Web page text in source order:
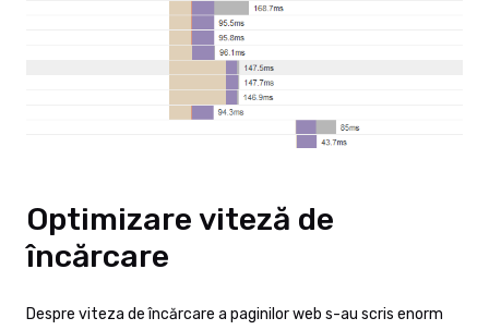
Optimizare viteză de
încărcare
Despre viteza de încărcare a paginilor web s-au scris enorm